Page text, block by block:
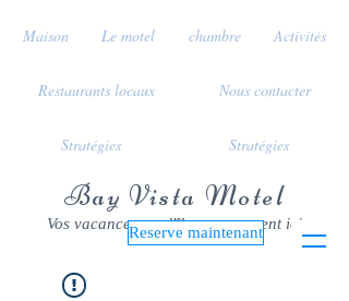
Bay Vista Motel
Vos vacances sur l'île commencent ici
Reserve maintenant
Maison Le motel chambre Activités
Restaurants locaux Nous contacter
Stratégies Stratégies